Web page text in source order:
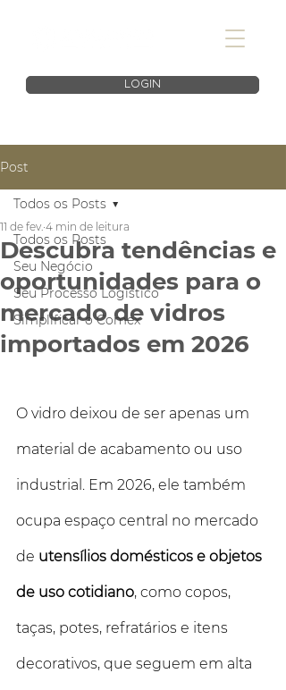
LOGIN
Post
Todos os Posts
Seu Negócio
Seu Processo Logístico
Simplificar o Comex
Todos os Posts
Descubra tendências e
oportunidades para o
mercado de vidros
importados em 2026
11 de fev. 4 min de leitura
O vidro deixou de ser apenas um
material de acabamento ou uso
industrial. Em 2026, ele também
ocupa espaço central no mercado
de utensílios domésticos e objetos
de uso cotidiano, como copos,
taças, potes, refratários e itens
decorativos, que seguem em alta